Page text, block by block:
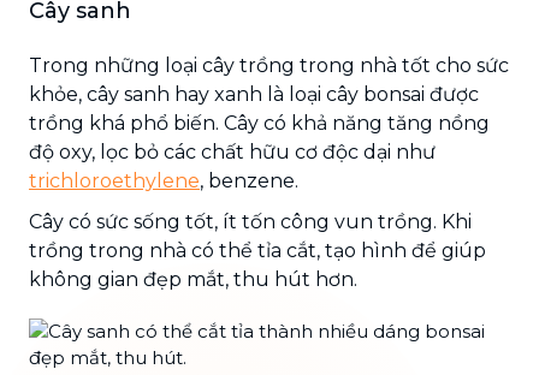
Cây sanh
Trong những loại cây trồng trong nhà tốt cho sức
khỏe, cây sanh hay xanh là loại cây bonsai được
trồng khá phổ biến. Cây có khả năng tăng nồng
độ oxy, lọc bỏ các chất hữu cơ độc dại như
trichloroethylene, benzene.
Cây có sức sống tốt, ít tốn công vun trồng. Khi
trồng trong nhà có thể tỉa cắt, tạo hình để giúp
không gian đẹp mắt, thu hút hơn.